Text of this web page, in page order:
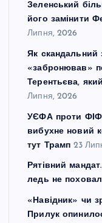
Зеленський
його замінити
Липня, 2026
Як
«забронював»
Терентьєва,
Липня, 2026
УЄФА проти
вибухне новий
тут Трамп 23
Рятівний
ледь не
«Навідник» чи
Прилук